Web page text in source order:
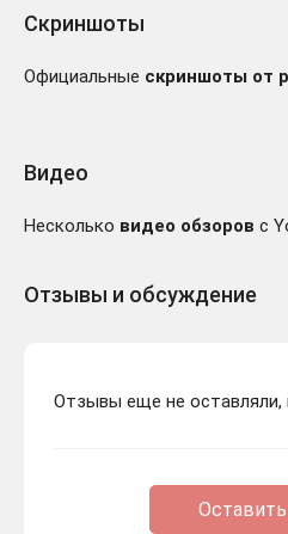
Скриншоты
Официальные скриншоты от
Видео
Несколько видео обзоров с
Отзывы и обсуждение
Отзывы еще не оставляли,